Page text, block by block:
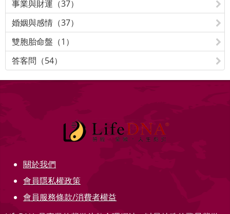
事業與財運（37）
婚姻與感情（37）
雙胞胎命盤（1）
答客問（54）
關於我們
會員隱私權政策
會員服務條款/消費者權益